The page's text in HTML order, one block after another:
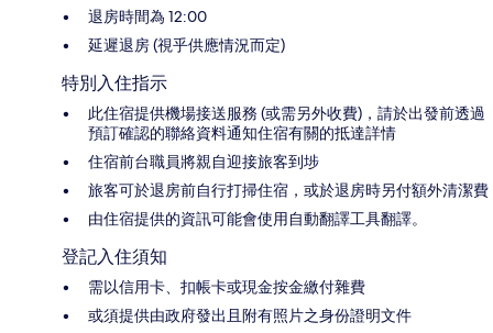
退房時間為 12:00
延遲退房 (視乎供應情況而定)
特別入住指示
此住宿提供機場接送服務 (或需另外收費)，請於出發前透過
預訂確認的聯絡資料通知住宿有關的抵達詳情
住宿前台職員將親自迎接旅客到埗
旅客可於退房前自行打掃住宿，或於退房時另付額外清潔費
由住宿提供的資訊可能會使用自動翻譯工具翻譯。
登記入住須知
需以信用卡、扣帳卡或現金按金繳付雜費
或須提供由政府發出且附有照片之身份證明文件